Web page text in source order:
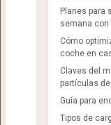
Planes para
semana
Cómo
coche en
Claves del
partículas
Guía para
Tipos de